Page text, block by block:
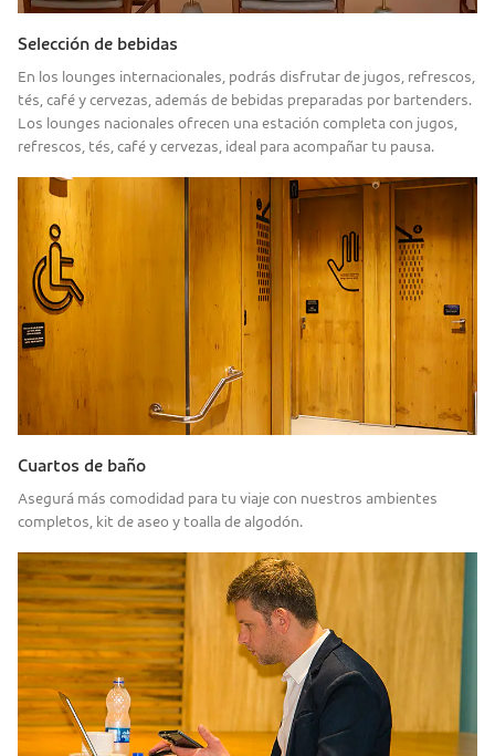
Selección de bebidas
En los lounges internacionales, podrás disfrutar de jugos, refrescos,
tés, café y cervezas, además de bebidas preparadas por bartenders.
Los lounges nacionales ofrecen una estación completa con jugos,
refrescos, tés, café y cervezas, ideal para acompañar tu pausa.
Cuartos de baño
Asegurá más comodidad para tu viaje con nuestros ambientes
completos, kit de aseo y toalla de algodón.